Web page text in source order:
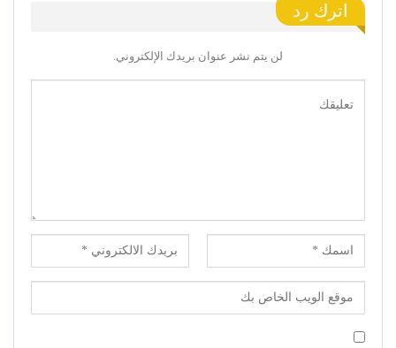
اترك رد
لن يتم نشر عنوان بريدك الإلكتروني.